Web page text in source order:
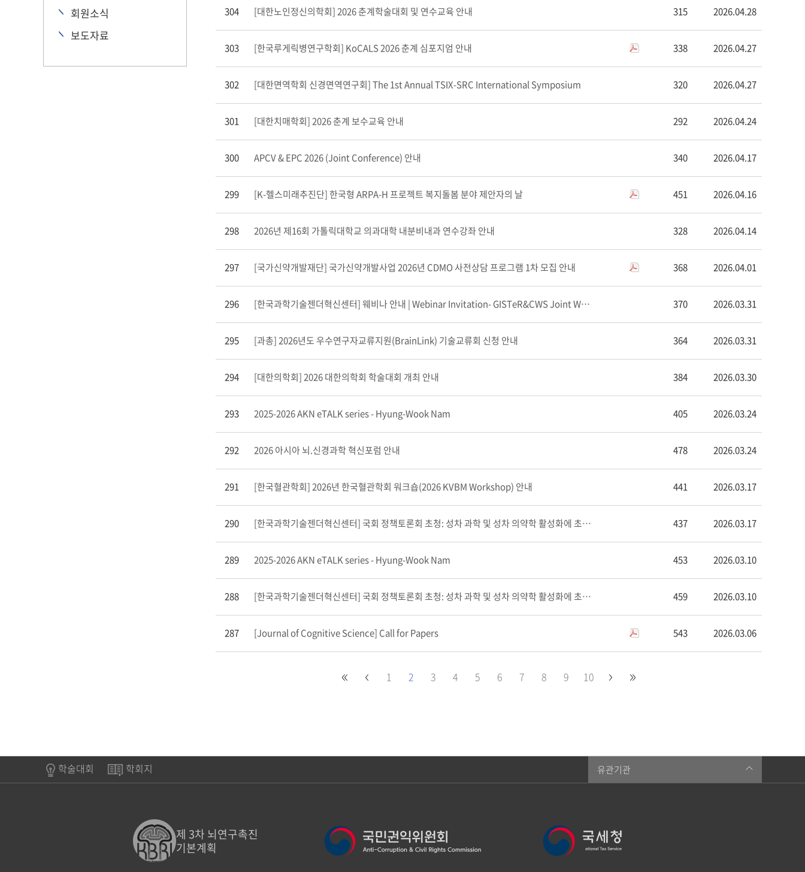
회원소식
보도자료
304 [대한노인정신의학회] 2026 춘계학술대회 및 연수교육 안내 315 2026.04.28
303 [한국루게릭병연구학회] KoCALS 2026 춘계 심포지엄 안내 338 2026.04.27
302 [대한면역학회 신경면역연구회] The 1st Annual TSIX-SRC International Symposium 320 2026.04.27
301 [대한치매학회] 2026 춘계 보수교육 안내 292 2026.04.24
300 APCV & EPC 2026 (Joint Conference) 안내 340 2026.04.17
299 [K-헬스미래추진단] 한국형 ARPA-H 프로젝트 복지돌봄 분야 제안자의 날 451 2026.04.16
298 2026년 제16회 가톨릭대학교 의과대학 내분비내과 연수강좌 안내 328 2026.04.14
297 [국가신약개발재단] 국가신약개발사업 2026년 CDMO 사전상담 프로그램 1차 모집 안내 368 2026.04.01
296 [한국과학기술젠더혁신센터] 웨비나 안내 | Webinar Invitation- GISTeR&CWS Joint Webinar... 370 2026.03.31
295 [과총] 2026년도 우수연구자교류지원(BrainLink) 기술교류회 신청 안내 364 2026.03.31
294 [대한의학회] 2026 대한의학회 학술대회 개최 안내 384 2026.03.30
293 2025-2026 AKN eTALK series - Hyung-Wook Nam 405 2026.03.24
292 2026 아시아 뇌.신경과학 혁신포럼 안내 478 2026.03.24
291 [한국혈관학회] 2026년 한국혈관학회 워크숍(2026 KVBM Workshop) 안내 441 2026.03.17
290 [한국과학기술젠더혁신센터] 국회 정책토론회 초청: 성차 과학 및 성차 의약학 활성화에 초대합니다! (3.24) 437 2026.03.17
289 2025-2026 AKN eTALK series - Hyung-Wook Nam 453 2026.03.10
288 [한국과학기술젠더혁신센터] 국회 정책토론회 초청: 성차 과학 및 성차 의약학 활성화에 초대합니다! (3.24) 459 2026.03.10
287 [Journal of Cognitive Science] Call for Papers 543 2026.03.06
1 2 3 4 5 6 7 8 9 10
학술대회 학회지 유관기관
제 3차 뇌연구촉진
기본계획